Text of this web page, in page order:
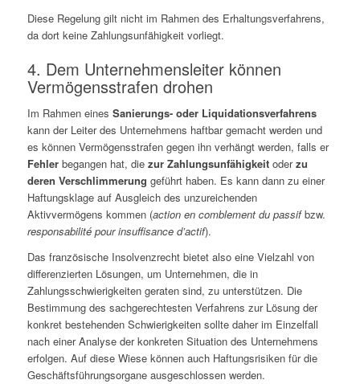
Diese Regelung gilt nicht im Rahmen des Erhaltungsverfahrens,
da dort keine Zahlungsunfähigkeit vorliegt.
4. Dem Unternehmensleiter können
Vermögensstrafen drohen
Im Rahmen eines Sanierungs- oder Liquidationsverfahrens
kann der Leiter des Unternehmens haftbar gemacht werden und
es können Vermögensstrafen gegen ihn verhängt werden, falls er
Fehlerbegangen hat, die zur Zahlungsunfähigkeitoderzu
deren Verschlimmerung geführt haben. Es kann dann zu einer
Haftungsklage auf Ausgleich des unzureichenden
Aktivvermögens kommen (action en comblement du passifbzw.
responsabilité pour insuffisance d’actif).
Das französische Insolvenzrecht bietet also eine Vielzahl von
differenzierten Lösungen, um Unternehmen, die in
Zahlungsschwierigkeiten geraten sind, zu unterstützen. Die
Bestimmung des sachgerechtesten Verfahrens zur Lösung der
konkret bestehenden Schwierigkeiten sollte daher im Einzelfall
nach einer Analyse der konkreten Situation des Unternehmens
erfolgen. Auf diese Wiese können auch Haftungsrisiken für die
Geschäftsführungsorgane ausgeschlossen werden.